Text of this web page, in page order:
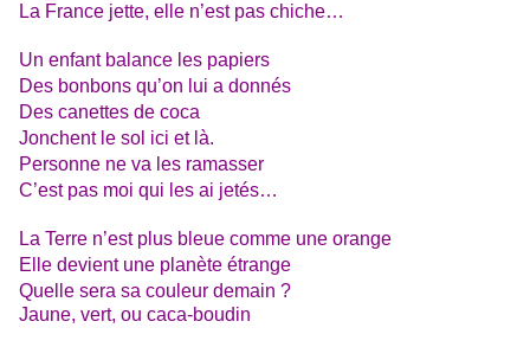
La France jette, elle n’est pas chiche…
Un enfant balance les papiers
Des bonbons qu’on lui a donnés
Des canettes de coca
Jonchent le sol ici et là.
Personne ne va les ramasser
C’est pas moi qui les ai jetés…
La Terre n’est plus bleue comme une orange
Elle devient une planète étrange
Quelle sera sa couleur demain ?
Jaune, vert, ou caca-boudin